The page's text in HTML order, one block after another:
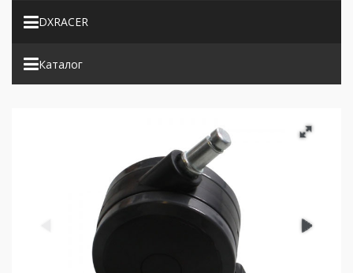
DXRACER
Каталог